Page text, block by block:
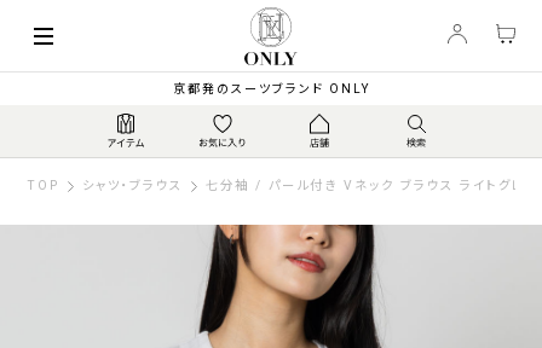
京都発のスーツブランド ONLY
TOP シャツ・ブラウス 七分袖 / パール付き Vネック ブラウス ライトグレー